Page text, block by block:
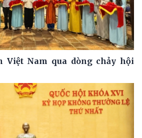
Việt Nam qua dòng chảy hội